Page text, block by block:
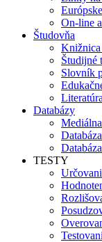
On-line
Študovňa
Študijné
Slovník
Databázy
TESTY